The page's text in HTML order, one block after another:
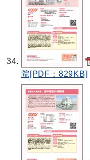
院[PDF：829KB]